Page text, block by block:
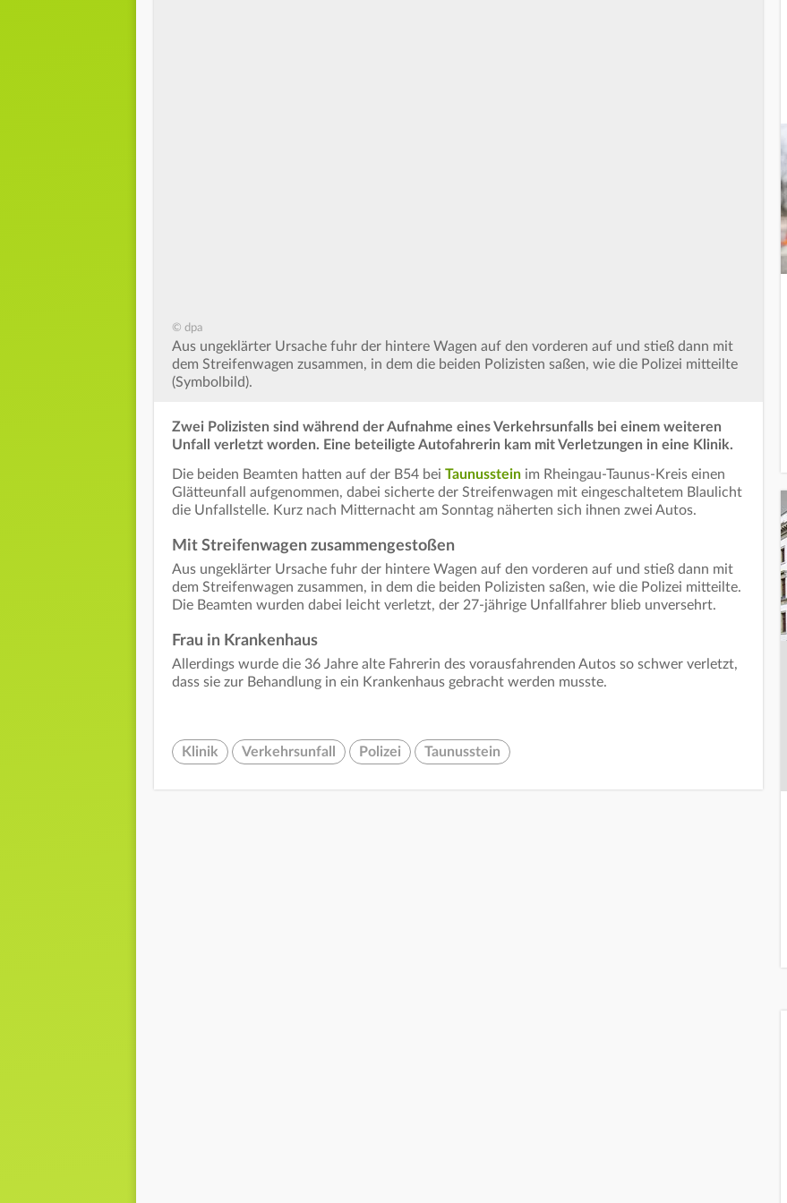
© dpa
Aus ungeklärter Ursache fuhr der hintere Wagen auf den vorderen auf und stieß dann mit
dem Streifenwagen zusammen, in dem die beiden Polizisten saßen, wie die Polizei mitteilte
(Symbolbild).
Zwei Polizisten sind während der Aufnahme eines Verkehrsunfalls bei einem weiteren
Unfall verletzt worden. Eine beteiligte Autofahrerin kam mit Verletzungen in eine Klinik.
Die beiden Beamten hatten auf der B54 bei Taunusstein im Rheingau-Taunus-Kreis einen
Glätteunfall aufgenommen, dabei sicherte der Streifenwagen mit eingeschaltetem Blaulicht
die Unfallstelle. Kurz nach Mitternacht am Sonntag näherten sich ihnen zwei Autos.
Mit Streifenwagen zusammengestoßen
Aus ungeklärter Ursache fuhr der hintere Wagen auf den vorderen auf und stieß dann mit
dem Streifenwagen zusammen, in dem die beiden Polizisten saßen, wie die Polizei mitteilte.
Die Beamten wurden dabei leicht verletzt, der 27-jährige Unfallfahrer blieb unversehrt.
Frau in Krankenhaus
Allerdings wurde die 36 Jahre alte Fahrerin des vorausfahrenden Autos so schwer verletzt,
dass sie zur Behandlung in ein Krankenhaus gebracht werden musste.
Klinik Verkehrsunfall Polizei Taunusstein